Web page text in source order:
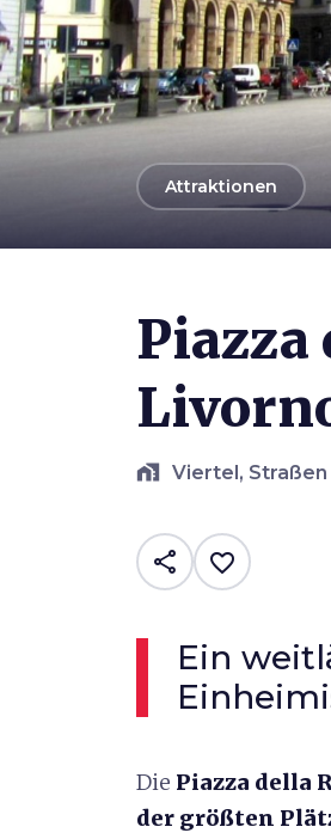
arrow_back
Attraktionen
Piazza
home_work Viertel, Straßen
share favorite_border
Ein
Die Piazza della
der größten